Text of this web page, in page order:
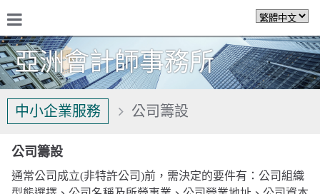
亞洲會計師事務所
關於我們
中小企業服務 公司籌設
公司籌設
通常公司成立(非特許公司)前，需決定的要件有：公司組織